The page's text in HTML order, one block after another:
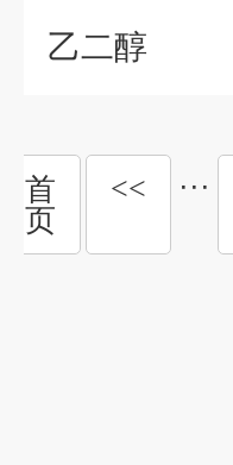
乙二醇
首
页
<< ···